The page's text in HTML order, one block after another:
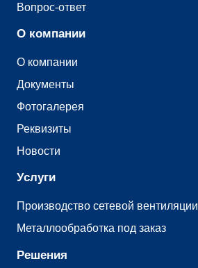
Вопрос-ответ
О компании
О компании
Документы
Фотогалерея
Реквизиты
Новости
Услуги
Производство сетевой вентиляции
Металлообработка под заказ
Решения